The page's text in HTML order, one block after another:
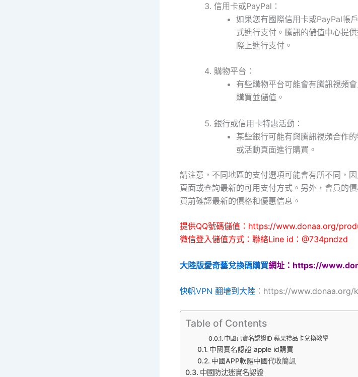
信用卡或PayPal ：
如果您有國際信用卡或PayPal帳
式進行支付。騰訊的儲值中心提
際上進行支付。
購物平台 ：
有些購物平台可能會有騰訊視頻
購買並儲值。
銀行或信用卡特惠活動 ：
某些銀行可能有與騰訊視頻合作
或活動頁面進行購買。
請注意，不同地區的支付選項可能會有所不同，
頁面或查詢最新的可用支付方式。另外，會員的
買前確認最新的價格和優惠信息。
提供QQ號碼儲值：https://www.donaa.org/
微信登入儲值方式：聯絡Line id：@734pndzd
大陸版愛奇藝兌換碼購買網址：https://
快帆VPN 翻墻到大陸 ：https://www.donaa.org/
Table of Contents
中國已實名認證ID 蘋果禮品卡兌換教學
中國實名認證 apple id購買
中國APP軟體中國代收簡訊
中國防沈迷實名認證